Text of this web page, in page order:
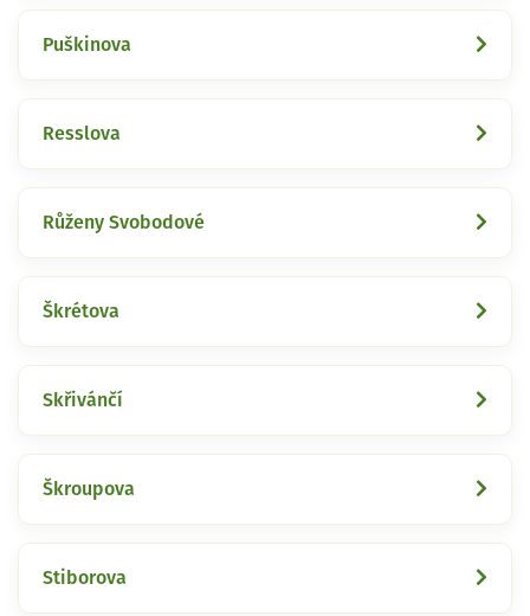
Puškinova
Resslova
Růženy Svobodové
Škrétova
Skřivánčí
Škroupova
Stiborova